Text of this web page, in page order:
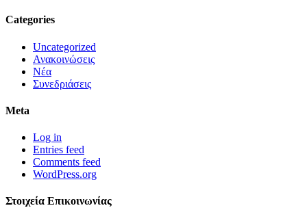
Categories
Uncategorized
Ανακοινώσεις
Νέα
Συνεδριάσεις
Meta
Log in
Entries feed
Comments feed
WordPress.org
Στοιχεία Επικοινωνίας